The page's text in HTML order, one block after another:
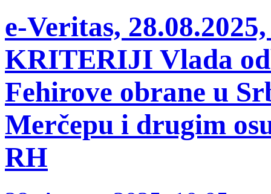
e-Veritas,
KRITERIJI Vlada
Fehirove obrane u
Merčepu i drugim
RH